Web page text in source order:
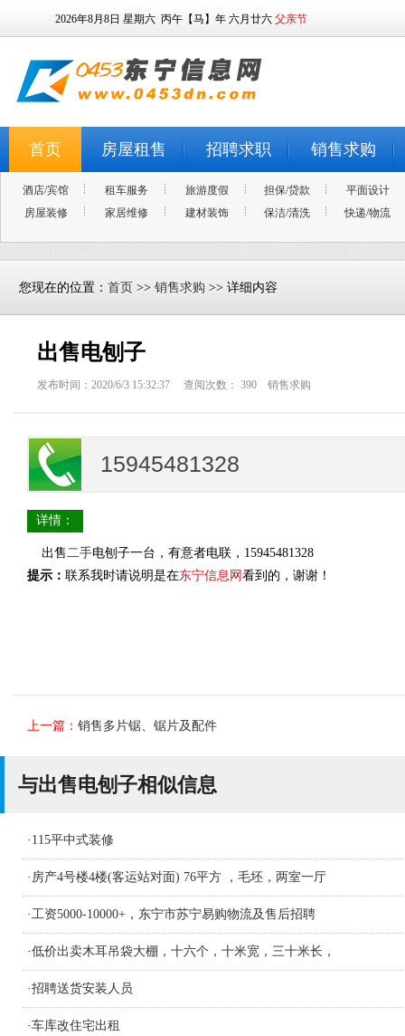
2026年8月8日 星期六 丙午【马】年 六月廿六 父亲节
首页 房屋租售 招聘求职 销售求购
酒店/宾馆 租车服务 旅游度假 担保/贷款
平面设计
房屋装修
家居维修 建材装饰 保洁/清洗 快递/物流
您现在的位置： 首页 >> 销售求购 >> 详细内容
出售电刨子
发布时间：2020/6/3 15:32:37 查阅次数： 390 销售求购
15945481328
详情：
出售二手电刨子一台，有意者电联，15945481328
提示： 联系我时请说明是在东宁信息网 看到的，谢谢！
上一篇： 销售多片锯、锯片及配件
与出售电刨子相似信息
· 115平中式装修
· 房产4号楼4楼(客运站对面) 76平方 ，毛坯，两室一厅
·工资5000-10000+，东宁市苏宁易购物流及售后招聘
·低价出卖木耳吊袋大棚，十六个，十米宽，三十米长，
·招聘送货安装人员
·车库改住宅出租